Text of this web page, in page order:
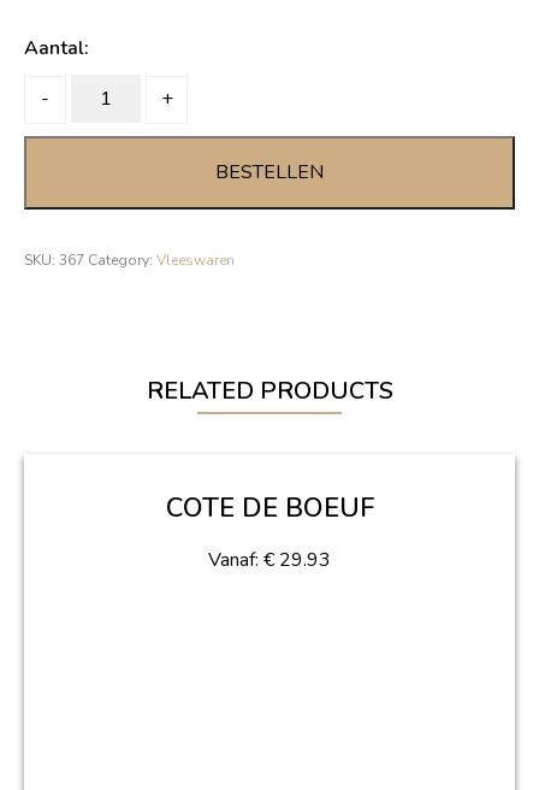
Aantal:
-
SALAMI
+
BESTELLEN
SKU: 367 Category: Vleeswaren
RELATED PRODUCTS
COTE DE BOEUF
Vanaf: € 29.93